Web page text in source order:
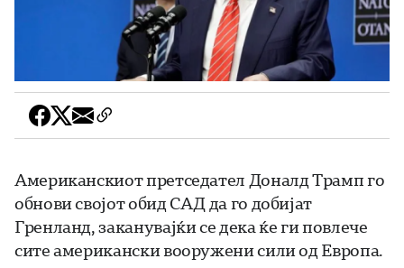
Американскиот претседател Доналд Трамп го
обнови својот обид САД да го добијат
Гренланд, заканувајќи се дека ќе ги повлече
сите американски вооружени сили од Европа.